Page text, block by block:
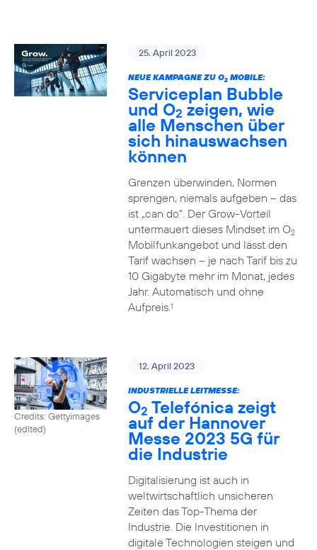
25. April 2023
NEUE KAMPAGNE ZU O2MOBILE:
Serviceplan Bubble
und O2 zeigen, wie
alle Menschen über
sich hinauswachsen
können
Grenzen überwinden, Normen
sprengen, niemals aufgeben – das
ist „can do“. Der Grow-Vorteil
untermauert dieses Mindset im O2
Mobilfunkangebot und lässt den
Tarif wachsen – je nach Tarif bis zu
10 Gigabyte mehr im Monat, jedes
Jahr. Automatisch und ohne
Aufpreis.1
Credits: Gettyimages
(edited)
12. April 2023
INDUSTRIELLE LEITMESSE:
O2 Telefónica zeigt
auf der Hannover
Messe 2023 5G für
die Industrie
Digitalisierung ist auch in
weltwirtschaftlich unsicheren
Zeiten das Top-Thema der
Industrie. Die Investitionen in
digitale Technologien steigen und